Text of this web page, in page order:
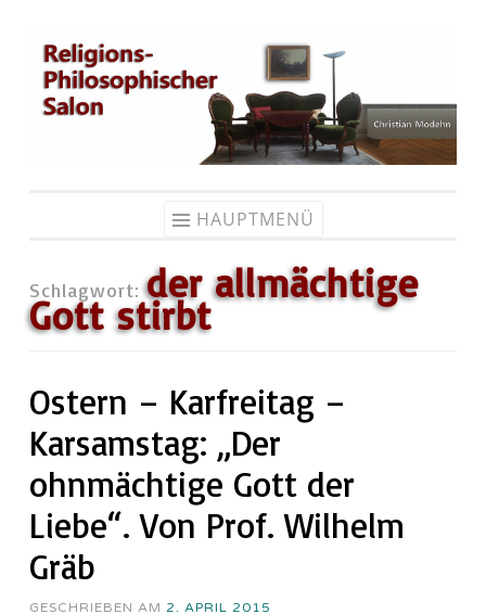
Zum
Inhalt
springen
HAUPTMENÜ
Schlagwort:der allmächtige
Gott stirbt
Ostern – Karfreitag –
Karsamstag: „Der
ohnmächtige Gott der
Liebe“. Von Prof. Wilhelm
Gräb
GESCHRIEBEN AM 2. APRIL 2015